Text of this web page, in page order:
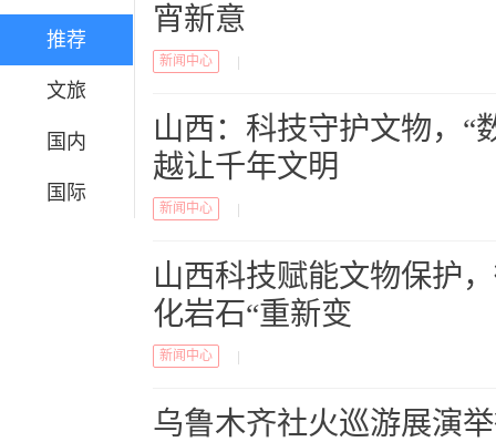
推荐
文旅
国内
国际
宵新意
新闻中心
山西：科技守护文物，“
越让千年文明
新闻中心
山西科技赋能文物保护
化岩石“重新变
新闻中心
乌鲁木齐社火巡游展演